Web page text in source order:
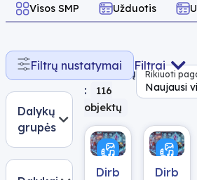
Visos SMP Užduotis
Filtrų nustatymai Filtrai
Dalykų
grupės
Rasta
rezultatų
:
116
objektų
Rikiuoti
Naujausi
Dirbtinis
Dirbtinis